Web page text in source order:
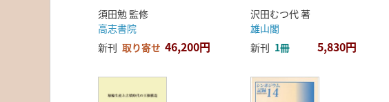
須田勉 監修
高志書院
新刊 取り寄せ 46,200円
沢田むつ代 著
雄山閣
新刊 1冊 5,830円